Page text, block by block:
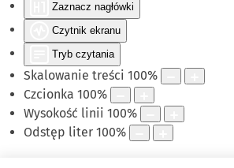
Zaznacz nagłówki
Czytnik ekranu
Tryb czytania
Skalowanie treści 100%
Czcionka 100%
Wysokość linii 100%
Odstęp liter 100%